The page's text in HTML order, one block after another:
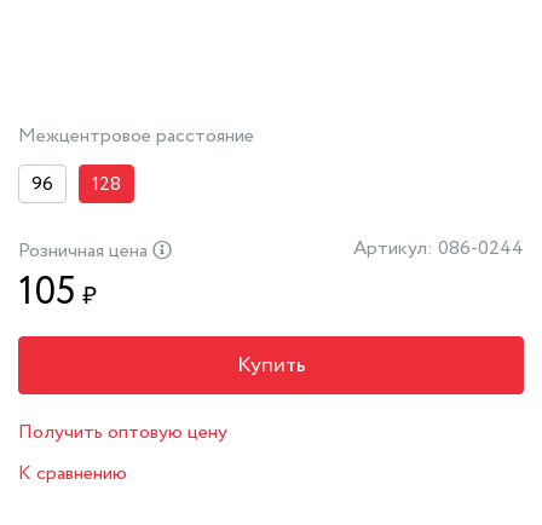
Межцентровое расстояние
96
128
Розничная цена
105 ₽
Артикул: 086-0244
Купить
Получить оптовую цену
К сравнению